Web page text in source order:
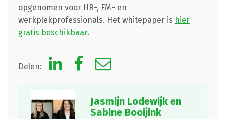
opgenomen voor HR-, FM- en
werkplekprofessionals. Het whitepaper is hier
gratis beschikbaar.
Delen:
Jasmijn Lodewijk en
Sabine Booijink